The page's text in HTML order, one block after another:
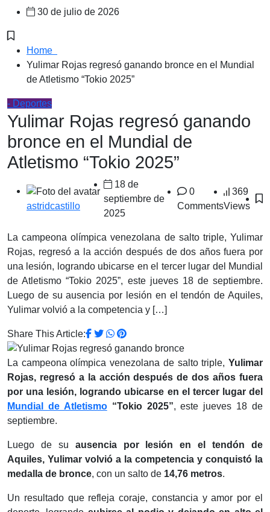
30 de julio de 2026
Home
Yulimar Rojas regresó ganando bronce en el Mundial
de Atletismo “Tokio 2025”
- Deportes
Yulimar Rojas regresó ganando
bronce en el Mundial de
Atletismo “Tokio 2025”
astridcastillo
18 de
septiembre de
2025
0
Comments
369
Views
La campeona olímpica venezolana de salto triple, Yulimar
Rojas, regresó a la acción después de dos años fuera por
una lesión, logrando ubicarse en el tercer lugar del Mundial
de Atletismo “Tokio 2025”, este jueves 18 de septiembre.
Luego de su ausencia por lesión en el tendón de Aquiles,
Yulimar volvió a la competencia y […]
Share This Article:
La campeona olímpica venezolana de salto triple, Yulimar
Rojas, regresó a la acción después de dos años fuera
por una lesión, logrando ubicarse en el tercer lugar del
Mundial de Atletismo“Tokio 2025”, este jueves 18 de
septiembre.
Luego de su ausencia por lesión en el tendón de
Aquiles, Yulimar volvió a la competencia y conquistó la
medalla de bronce, con un salto de 14,76 metros.
Un resultado que refleja coraje, constancia y amor por el